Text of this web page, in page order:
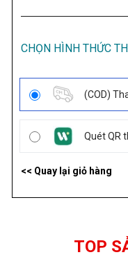
CHỌN HÌNH THỨC
<< Quay lại giỏ hàng
(COD)
Quét QR
TOP